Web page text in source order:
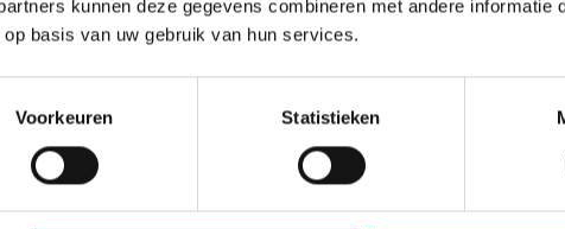
kunnen deze gegevens combineren met andere informatie
basis van uw gebruik van hun services.
Voorkeuren Statistieken